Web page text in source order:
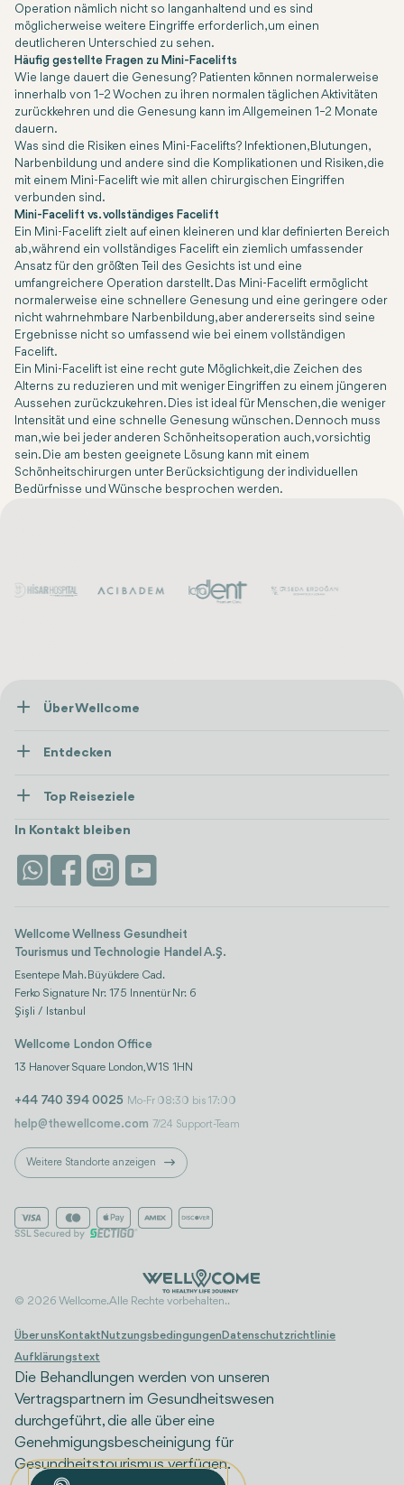
Operation nämlich nicht so langanhaltend und es sind
möglicherweise weitere Eingriffe erforderlich, um einen
deutlicheren Unterschied zu sehen.
Häufig gestellte Fragen zu Mini-Facelifts
Wie lange dauert die Genesung? Patienten können normalerweise
innerhalb von 1–2 Wochen zu ihren normalen täglichen Aktivitäten
zurückkehren und die Genesung kann im Allgemeinen 1–2 Monate
dauern.
Was sind die Risiken eines Mini-Facelifts? Infektionen, Blutungen,
Narbenbildung und andere sind die Komplikationen und Risiken, die
mit einem Mini-Facelift wie mit allen chirurgischen Eingriffen
verbunden sind.
Mini-Facelift vs. vollständiges Facelift
Ein Mini-Facelift zielt auf einen kleineren und klar definierten Bereich
ab, während ein vollständiges Facelift ein ziemlich umfassender
Ansatz für den größten Teil des Gesichts ist und eine
umfangreichere Operation darstellt. Das Mini-Facelift ermöglicht
normalerweise eine schnellere Genesung und eine geringere oder
nicht wahrnehmbare Narbenbildung, aber andererseits sind seine
Ergebnisse nicht so umfassend wie bei einem vollständigen
Facelift.
Ein Mini-Facelift ist eine recht gute Möglichkeit, die Zeichen des
Alterns zu reduzieren und mit weniger Eingriffen zu einem jüngeren
Aussehen zurückzukehren. Dies ist ideal für Menschen, die weniger
Intensität und eine schnelle Genesung wünschen. Dennoch muss
man, wie bei jeder anderen Schönheitsoperation auch, vorsichtig
sein. Die am besten geeignete Lösung kann mit einem
Schönheitschirurgen unter Berücksichtigung der individuellen
Bedürfnisse und Wünsche besprochen werden.
Über Wellcome
Presse
Vertrauen & Sicherheit
Kontaktieren Sie uns
Entdecken
Wellness
Unterkünfte
Attraktionen
Bewertungen
Top Reiseziele
Alle anzeigen
Istanbul
In Kontakt bleiben
Wellcome Wellness Gesundheit
Tourismus und Technologie Handel A.Ş.
Esentepe Mah. Büyükdere Cad.
Ferko Signature Nr: 175 Innentür Nr: 6
Şişli / Istanbul
Wellcome London Office
13 Hanover Square London, W1S 1HN
+44 740 394 0025 Mo-Fr 08:30 bis 17:00
help@thewellcome.com 7/24 Support-Team
Weitere Standorte anzeigen
© 2026 Wellcome. Alle Rechte vorbehalten..
Über uns Kontakt Nutzungsbedingungen Datenschutzrichtlinie
Aufklärungstext
Die Behandlungen werden von unseren
Vertragspartnern im Gesundheitswesen
durchgeführt, die alle über eine
Genehmigungsbescheinigung für
Gesundheitstourismus verfügen.